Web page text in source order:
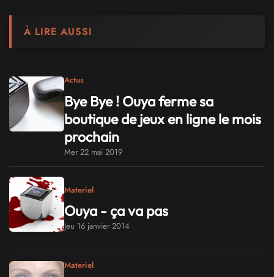
À LIRE AUSSI
Actus
Bye Bye ! Ouya ferme sa
boutique de jeux en ligne le mois
prochain
Mer 22 mai 2019
Materiel
Ouya - ça va pas
Jeu 16 janvier 2014
Materiel